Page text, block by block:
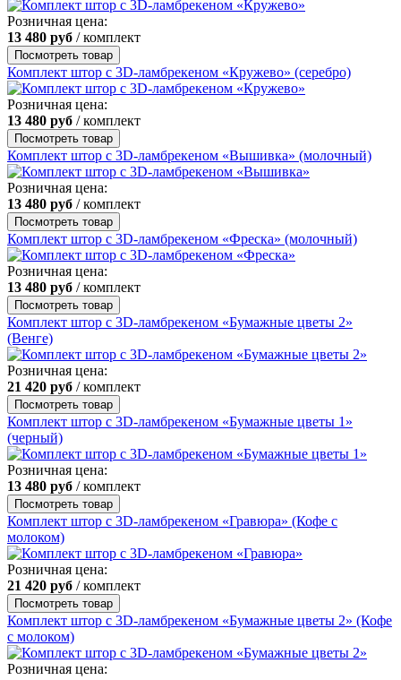
Розничная цена:
13 480 руб / комплект
Посмотреть товар
Комплект штор с 3D-ламбрекеном «Кружево» (серебро)
Розничная цена:
13 480 руб / комплект
Посмотреть товар
Комплект штор с 3D-ламбрекеном «Вышивка» (молочный)
Розничная цена:
13 480 руб / комплект
Посмотреть товар
Комплект штор с 3D-ламбрекеном «Фреска» (молочный)
Розничная цена:
13 480 руб / комплект
Посмотреть товар
Комплект штор с 3D-ламбрекеном «Бумажные цветы 2»
(Венге)
Розничная цена:
21 420 руб / комплект
Посмотреть товар
Комплект штор с 3D-ламбрекеном «Бумажные цветы 1»
(черный)
Розничная цена:
13 480 руб / комплект
Посмотреть товар
Комплект штор с 3D-ламбрекеном «Гравюра» (Кофе с
молоком)
Розничная цена:
21 420 руб / комплект
Посмотреть товар
Комплект штор с 3D-ламбрекеном «Бумажные цветы 2» (Кофе
с молоком)
Розничная цена: